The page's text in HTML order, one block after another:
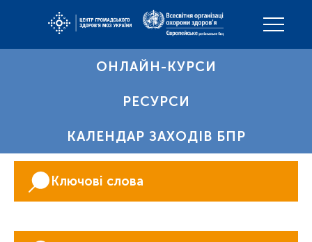
ОНЛАЙН-КУРСИ
РЕСУРСИ
КАЛЕНДАР ЗАХОДІВ БПР
Ключові слова